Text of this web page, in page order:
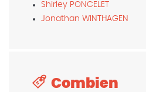
Shirley PONCELET
Jonathan WINTHAGEN
Combien